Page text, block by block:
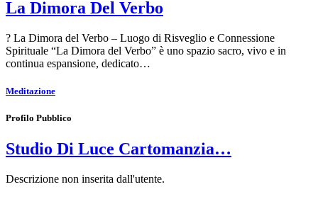
La Dimora Del Verbo
? La Dimora del Verbo – Luogo di Risveglio e Connessione
Spirituale “La Dimora del Verbo” è uno spazio sacro, vivo e in
continua espansione, dedicato…
Meditazione
Profilo Pubblico
Studio Di Luce Cartomanzia…
Descrizione non inserita dall'utente.